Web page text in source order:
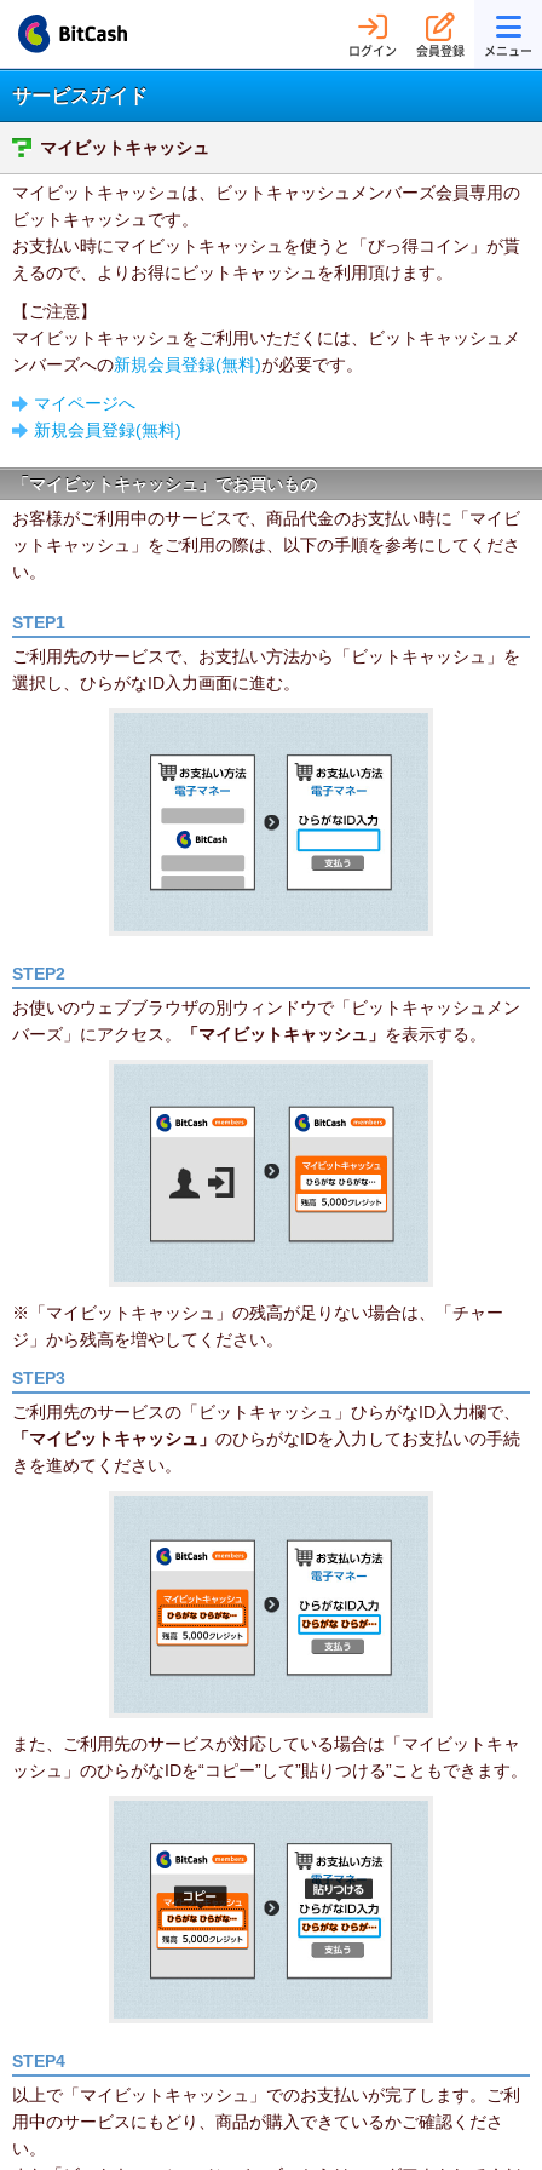
ログイン 会員登録 メニュー
サービスガイド
マイビットキャッシュ
マイビットキャッシュは、ビットキャッシュメンバーズ会員専用の
ビットキャッシュです。
お支払い時にマイビットキャッシュを使うと「びっ得コイン」が貰
えるので、よりお得にビットキャッシュを利用頂けます。
【ご注意】
マイビットキャッシュをご利用いただくには、ビットキャッシュメ
ンバーズへの新規会員登録(無料)が必要です。
マイページへ
新規会員登録(無料)
「マイビットキャッシュ」でお買いもの
お客様がご利用中のサービスで、商品代金のお支払い時に「マイビ
ットキャッシュ」をご利用の際は、以下の手順を参考にしてくださ
い。
STEP1
ご利用先のサービスで、お支払い方法から「ビットキャッシュ」を
選択し、ひらがなID入力画面に進む。
STEP2
お使いのウェブブラウザの別ウィンドウで「ビットキャッシュメン
バーズ」にアクセス。
「マイビットキャッシュ」 を表示する。
※「マイビットキャッシュ」の残高が足りない場合は、「チャー
ジ」から残高を増やしてください。
STEP3
ご利用先のサービスの「ビットキャッシュ」ひらがなID入力欄で、
「マイビットキャッシュ」 のひらがなIDを入力してお支払いの手続
きを進めてください。
また、ご利用先のサービスが対応している場合は「マイビットキャ
ッシュ」のひらがなIDを“コピー”して”貼りつける”こともできます。
STEP4
以上で「マイビットキャッシュ」でのお支払いが完了します。ご利
用中のサービスにもどり、商品が購入できているかご確認くださ
い。